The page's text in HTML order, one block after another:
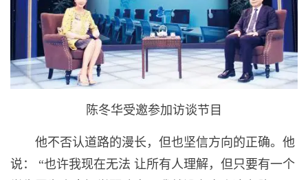
陈冬华受邀参加访谈节目
他不否认道路的漫长，但也坚信方向的正确。他
说： “也许我现在无法 让所有人理解，但只要有一个